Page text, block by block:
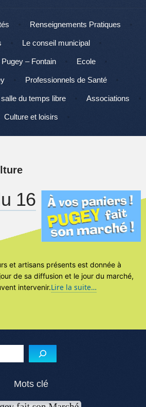
Renseignements Pratiques
Le conseil municipal
– Fontain Ecole
Professionnels de Santé
salle du temps libre Associations
Culture et loisirs
16
et artisans présents est donnée à
de sa diffusion et le jour du marché,
intervenir.Lire la suite…
Mots clé